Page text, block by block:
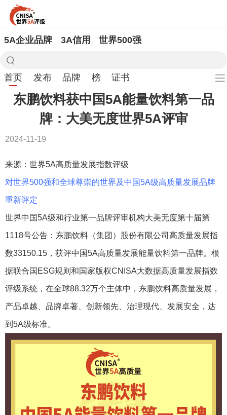
5A企业品牌 3A信用 世界500强
首页 发布 品牌 榜 证书
东鹏饮料获中国5A能量饮料第一品
牌：大美无度世界5A评审
2024-11-19
来源：世界5A高质量发展指数评级
对世界500强和全球尊崇的世界及中国5A级高质量发展品牌
重新评定
世界中国5A级和行业第一品牌评审机构大美无度第十届第
1118号公告：东鹏饮料（集团）股份有限公司高质量发展指
数33150.15，获评中国5A高质量发展能量饮料第一品牌。根
据联合国ESG规则和国家版权CNISA大数据高质量发展指数
评级系统，在全球88.32万个主体中，东鹏饮料高质量发展，
产品卓越、品牌卓著、创新领先、治理现代、发展安全，达
到5A级标准。